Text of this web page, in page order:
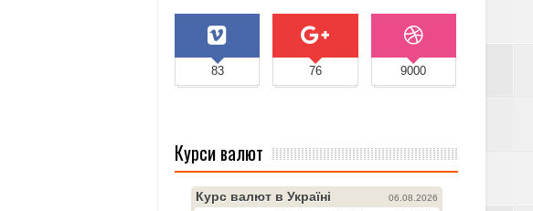
83 76 9000
Курси валют